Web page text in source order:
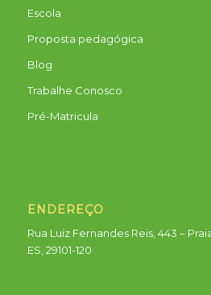
Escola
Proposta pedagógica
Blog
Trabalhe Conosco
Pré-Matricula
ENDEREÇO
Rua Luiz Fernandes Reis, 443 –
ES, 29101-120